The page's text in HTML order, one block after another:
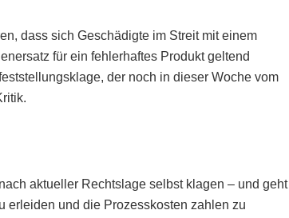
dass sich Geschädigte im Streit mit einem
für ein fehlerhaftes Produkt geltend
der noch in dieser Woche vom
aktueller Rechtslage selbst klagen – und geht
erleiden und die Prozesskosten zahlen zu